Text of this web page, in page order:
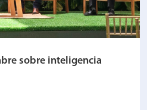
sobre inteligencia